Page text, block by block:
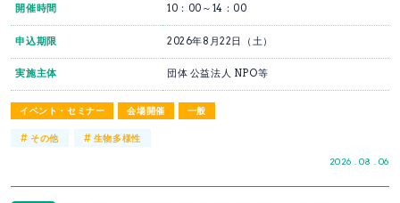
イベント・セミナー 会場開催 一般
2026 . 08 . 06
開催時間 10：00～14：00
申込期限 2026年8月22日（土）
実施主体 団体 公益法人 NPO等
#その他 # 生物多様性